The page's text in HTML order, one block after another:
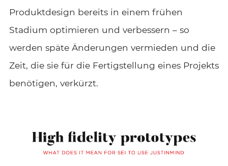
Produktdesign bereits in einem frühen
Stadium optimieren und verbessern – so
werden späte Änderungen vermieden und die
Zeit, die sie für die Fertigstellung eines Projekts
benötigen, verkürzt.